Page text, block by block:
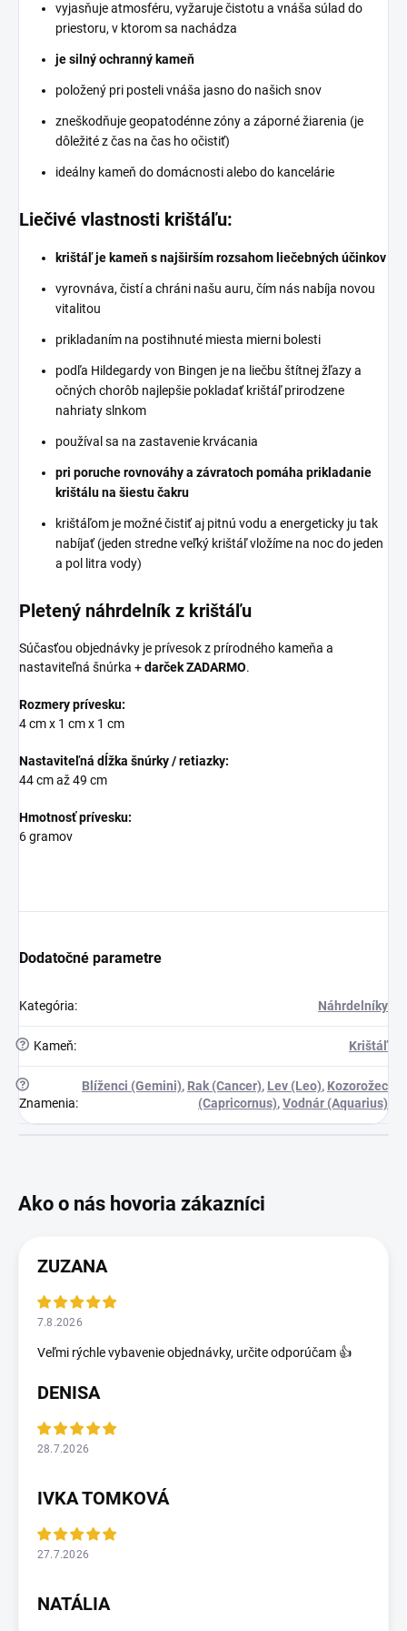
vyjasňuje atmosféru, vyžaruje čistotu a vnáša súlad do
priestoru, v ktorom sa nachádza
je silný ochranný kameň
položený pri posteli vnáša jasno do našich snov
zneškodňuje geopatodénne zóny a záporné žiarenia (je
dôležité z čas na čas ho očistiť)
ideálny kameň do domácnosti alebo do kancelárie
Liečivé vlastnosti krištáľu:
krištáľ je kameň s najširším rozsahom liečebných účinkov
vyrovnáva, čistí a chráni našu auru, čím nás nabíja novou
vitalitou
prikladaním na postihnuté miesta mierni bolesti
podľa Hildegardy von Bingen je na liečbu štítnej žľazy a
očných chorôb najlepšie pokladať krištáľ prirodzene
nahriaty slnkom
používal sa na zastavenie krvácania
pri poruche rovnováhy a závratoch pomáha prikladanie
krištálu na šiestu čakru
krištáľom je možné čistiť aj pitnú vodu a energeticky ju tak
nabíjať (jeden stredne veľký krištáľ vložíme na noc do jeden
a pol litra vody)
Pletený náhrdelník z krištáľu
Súčasťou objednávky je prívesok z prírodného kameňa a
nastaviteľná šnúrka +darček ZADARMO.
Rozmery prívesku:
4 cm x 1 cm x 1 cm
Nastaviteľná dĺžka šnúrky / retiazky:
44 cm až 49 cm
Hmotnosť prívesku:
6 gramov
Dodatočné parametre
Kategória: Náhrdelníky
? Kameň: Krištáľ
?
Znamenia:
Blíženci (Gemini), Rak (Cancer), Lev (Leo), Kozorožec
(Capricornus),Vodnár (Aquarius)
ZUZANA
7.8.2026
Veľmi rýchle vybavenie objednávky, určite odporúčam 👍
DENISA
28.7.2026
IVKA TOMKOVÁ
27.7.2026
NATÁLIA